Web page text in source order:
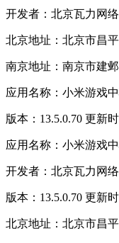
开发者：北京瓦力网
北京地址：北京市昌
南京地址：南京市建
应用名称：小米游戏
版本：13.5.0.70 更新
应用名称：小米游戏
开发者：北京瓦力网
版本：13.5.0.70 更新
北京地址：北京市昌